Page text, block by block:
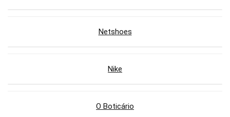
Netshoes
Nike
O Boticário